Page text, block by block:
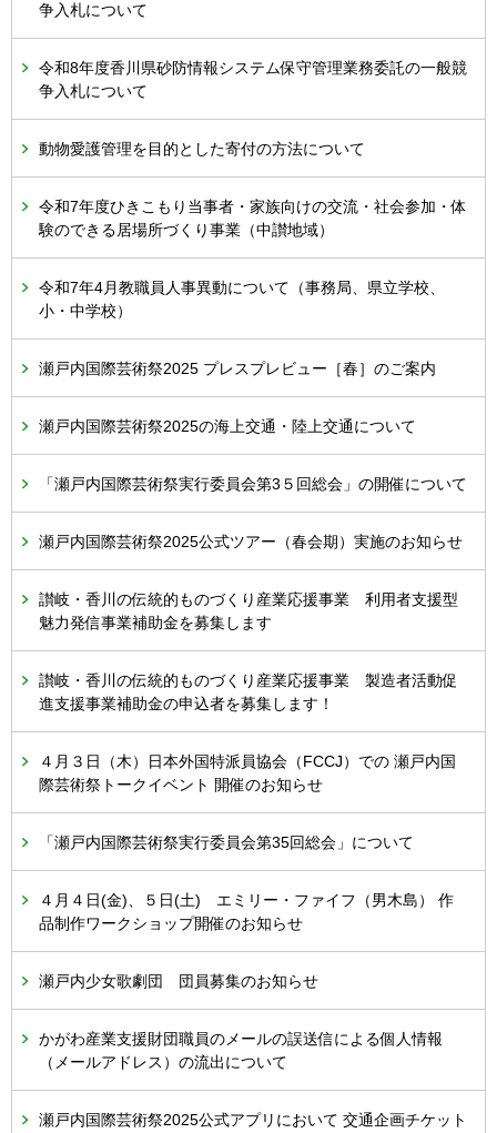
争入札について
令和8年度香川県砂防情報システム保守管理業務委託の一般競
争入札について
動物愛護管理を目的とした寄付の方法について
令和7年度ひきこもり当事者・家族向けの交流・社会参加・体
験のできる居場所づくり事業（中讃地域）
令和7年4月教職員人事異動について（事務局、県立学校、
小・中学校）
瀬戸内国際芸術祭2025 プレスプレビュー［春］のご案内
瀬戸内国際芸術祭2025の海上交通・陸上交通について
「瀬戸内国際芸術祭実行委員会第3５回総会」の開催について
瀬戸内国際芸術祭2025公式ツアー（春会期）実施のお知らせ
讃岐・香川の伝統的ものづくり産業応援事業 利用者支援型
魅力発信事業補助金を募集します
讃岐・香川の伝統的ものづくり産業応援事業 製造者活動促
進支援事業補助金の申込者を募集します！
４月３日（木）日本外国特派員協会（FCCJ）での 瀬戸内国
際芸術祭トークイベント 開催のお知らせ
「瀬戸内国際芸術祭実行委員会第35回総会」について
４月４日(金)、５日(土) エミリー・ファイフ（男木島） 作
品制作ワークショップ開催のお知らせ
瀬戸内少女歌劇団 団員募集のお知らせ
かがわ産業支援財団職員のメールの誤送信による個人情報
（メールアドレス）の流出について
瀬戸内国際芸術祭2025公式アプリにおいて 交通企画チケット